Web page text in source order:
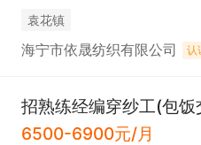
袁花镇
海宁市依晟纺织有限公司 认
招熟练经编穿纱工(包
6500-6900元/月